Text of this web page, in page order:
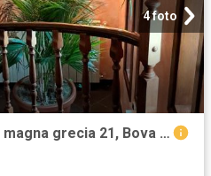
4 foto
Villa con giardino in viale magna grecia 21, Bova Marina